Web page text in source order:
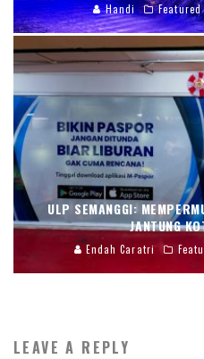
Handi Featured
ULP SEMANGGI:
JANTUNG
Endah Caratri
LEAVE A REPLY